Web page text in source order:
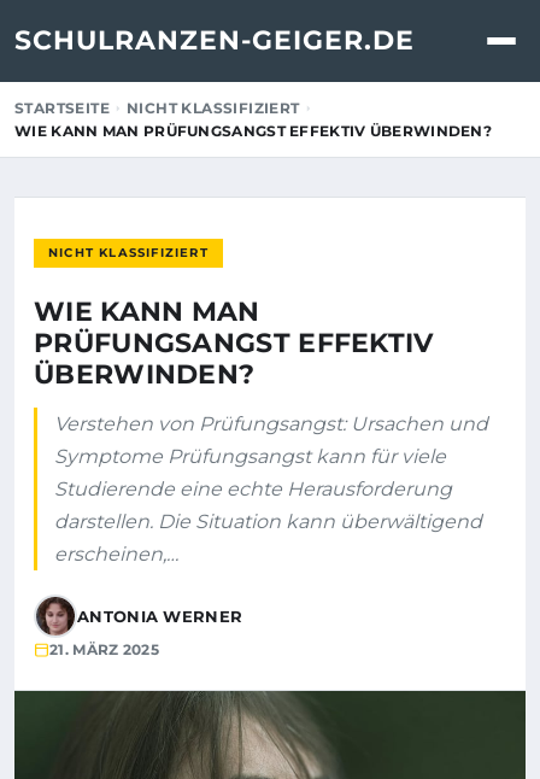
SCHULRANZEN-GEIGER.DE
STARTSEITE
NICHT KLASSIFIZIERT
WIE KANN MAN PRÜFUNGSANGST EFFEKTIV ÜBERWINDEN?
NICHT KLASSIFIZIERT
WIE KANN MAN
PRÜFUNGSANGST EFFEKTIV
ÜBERWINDEN?
Verstehen von Prüfungsangst: Ursachen und
Symptome Prüfungsangst kann für viele
Studierende eine echte Herausforderung
darstellen. Die Situation kann überwältigend
erscheinen,…
ANTONIA WERNER
21. MÄRZ 2025